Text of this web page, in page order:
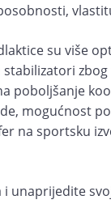
su više
poboljšanje
mogućnost
na sportsku
unaprijedite